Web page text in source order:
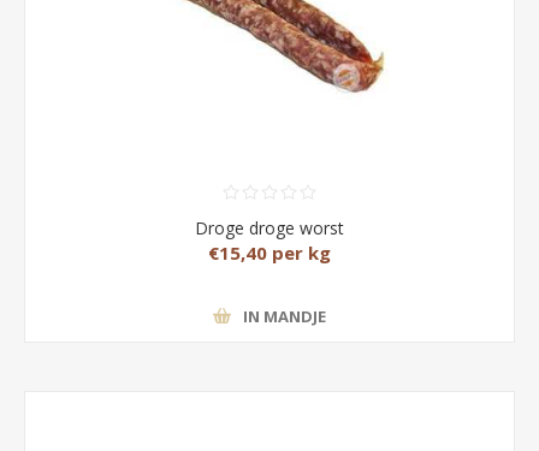
Droge droge worst
€15,40 per kg
IN MANDJE